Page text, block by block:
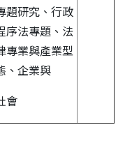
題研究、行政
序法專題、法
專業與產業型
、企業與
會